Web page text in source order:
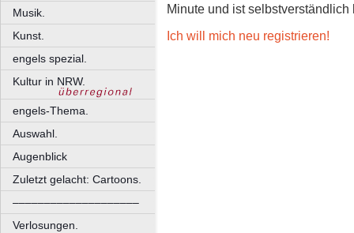
Musik.
Kunst.
engels spezial.
Kultur in NRW.
engels-Thema.
Auswahl.
Augenblick
Zuletzt gelacht: Cartoons.
––––––––––––––––––––
Verlosungen.
Minute und ist selbstverständlich
Ich will mich neu registrieren!